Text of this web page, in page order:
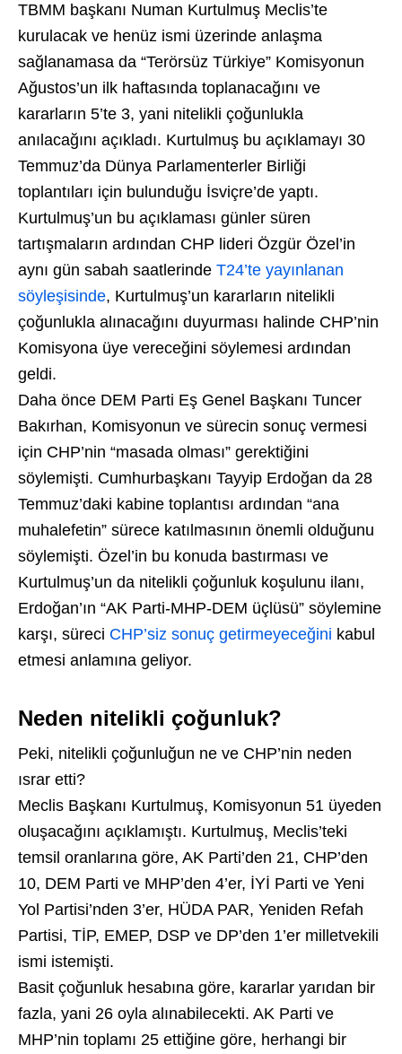
TBMM başkanı Numan Kurtulmuş Meclis’te
kurulacak ve henüz ismi üzerinde anlaşma
sağlanamasa da “Terörsüz Türkiye” Komisyonun
Ağustos’un ilk haftasında toplanacağını ve
kararların 5’te 3, yani nitelikli çoğunlukla
anılacağını açıkladı. Kurtulmuş bu açıklamayı 30
Temmuz’da Dünya Parlamenterler Birliği
toplantıları için bulunduğu İsviçre’de yaptı.
Kurtulmuş’un bu açıklaması günler süren
tartışmaların ardından CHP lideri Özgür Özel’in
aynı gün sabah saatlerinde T24’te yayınlanan
söyleşisinde, Kurtulmuş’un kararların nitelikli
çoğunlukla alınacağını duyurması halinde CHP’nin
Komisyona üye vereceğini söylemesi ardından
geldi.
Daha önce DEM Parti Eş Genel Başkanı Tuncer
Bakırhan, Komisyonun ve sürecin sonuç vermesi
için CHP’nin “masada olması” gerektiğini
söylemişti. Cumhurbaşkanı Tayyip Erdoğan da 28
Temmuz’daki kabine toplantısı ardından “ana
muhalefetin” sürece katılmasının önemli olduğunu
söylemişti. Özel’in bu konuda bastırması ve
Kurtulmuş’un da nitelikli çoğunluk koşulunu ilanı,
Erdoğan’ın “AK Parti-MHP-DEM üçlüsü” söylemine
karşı, süreci CHP’siz sonuç getirmeyeceğini kabul
etmesi anlamına geliyor.
Neden nitelikli çoğunluk?
Peki, nitelikli çoğunluğun ne ve CHP’nin neden
ısrar etti?
Meclis Başkanı Kurtulmuş, Komisyonun 51 üyeden
oluşacağını açıklamıştı. Kurtulmuş, Meclis’teki
temsil oranlarına göre, AK Parti’den 21, CHP’den
10, DEM Parti ve MHP’den 4’er, İYİ Parti ve Yeni
Yol Partisi’nden 3’er, HÜDA PAR, Yeniden Refah
Partisi, TİP, EMEP, DSP ve DP’den 1’er milletvekili
ismi istemişti.
Basit çoğunluk hesabına göre, kararlar yarıdan bir
fazla, yani 26 oyla alınabilecekti. AK Parti ve
MHP’nin toplamı 25 ettiğine göre, herhangi bir